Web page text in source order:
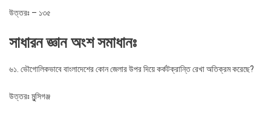
উত্তরঃ – ১৩৫
সাধারন জ্ঞান অংশ সমাধানঃ
৬১. ভৌগোলিকভাবে বাংলাদেশের কোন জেলার উপর দিয়ে কর্কটক্রান্তি রেখা অতিক্রম করেছে?
উত্তরঃ মুন্সিগঞ্জ